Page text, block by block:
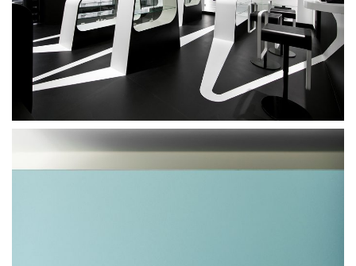
Softline Baixa